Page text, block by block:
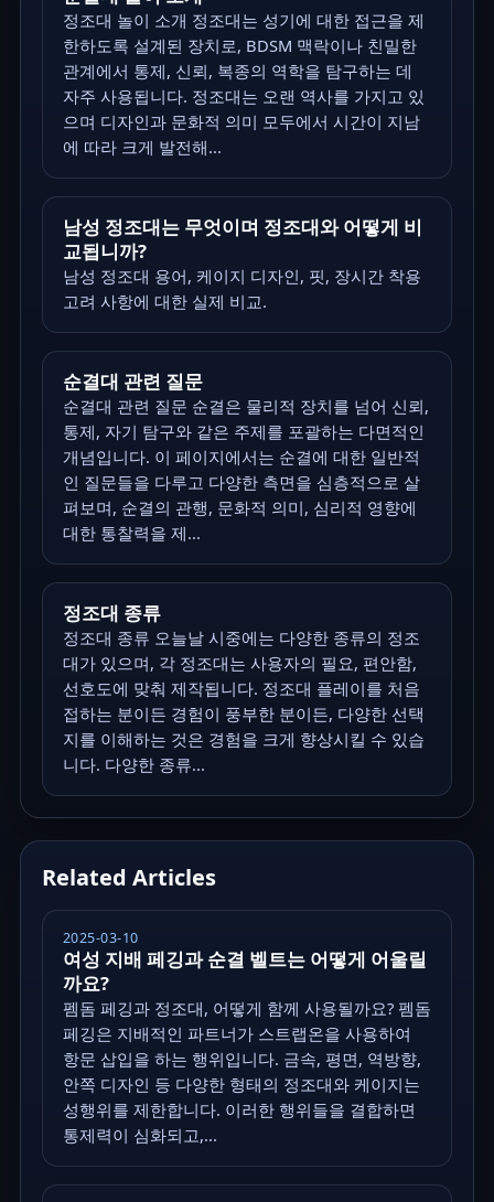
정조대 놀이 소개 정조대는 성기에 대한 접근을 제
한하도록 설계된 장치로, BDSM 맥락이나 친밀한
관계에서 통제, 신뢰, 복종의 역학을 탐구하는 데
자주 사용됩니다. 정조대는 오랜 역사를 가지고 있
으며 디자인과 문화적 의미 모두에서 시간이 지남
에 따라 크게 발전해...
남성 정조대는 무엇이며 정조대와 어떻게 비
교됩니까?
남성 정조대 용어, 케이지 디자인, 핏, 장시간 착용
고려 사항에 대한 실제 비교.
순결대 관련 질문
순결대 관련 질문 순결은 물리적 장치를 넘어 신뢰,
통제, 자기 탐구와 같은 주제를 포괄하는 다면적인
개념입니다. 이 페이지에서는 순결에 대한 일반적
인 질문들을 다루고 다양한 측면을 심층적으로 살
펴보며, 순결의 관행, 문화적 의미, 심리적 영향에
대한 통찰력을 제...
정조대 종류
정조대 종류 오늘날 시중에는 다양한 종류의 정조
대가 있으며, 각 정조대는 사용자의 필요, 편안함,
선호도에 맞춰 제작됩니다. 정조대 플레이를 처음
접하는 분이든 경험이 풍부한 분이든, 다양한 선택
지를 이해하는 것은 경험을 크게 향상시킬 수 있습
니다. 다양한 종류...
Related Articles
2025-03-10
여성 지배 페깅과 순결 벨트는 어떻게 어울릴
까요?
펨돔 페깅과 정조대, 어떻게 함께 사용될까요? 펨돔
페깅은 지배적인 파트너가 스트랩온을 사용하여
항문 삽입을 하는 행위입니다. 금속, 평면, 역방향,
안쪽 디자인 등 다양한 형태의 정조대와 케이지는
성행위를 제한합니다. 이러한 행위들을 결합하면
통제력이 심화되고,...